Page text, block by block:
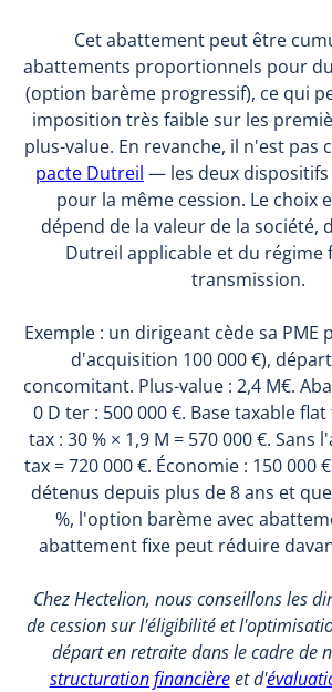
Cet abattement peut être
abattements proportionnels pour
(option barème progressif), ce qui
imposition très faible sur les
plus-value. En revanche, il n'est pas
pacte Dutreil — les deux
pour la même cession. Le choix
dépend de la valeur de la société,
Dutreil applicable et du régime
transmission.
Exemple : un dirigeant cède sa PME
d'acquisition 100 000 €),
concomitant. Plus-value : 2,4 M€.
0 D ter : 500 000 €. Base taxable flat
tax : 30 % × 1,9 M = 570 000 €.
tax = 720 000 €. Économie : 150 000
détenus depuis plus de 8 ans et
%, l'option barème avec
abattement fixe peut réduire
Chez Hectelion, nous conseillons les
de cession sur l'éligibilité et
départ en retraite dans le cadre de
structuration financièreet d'